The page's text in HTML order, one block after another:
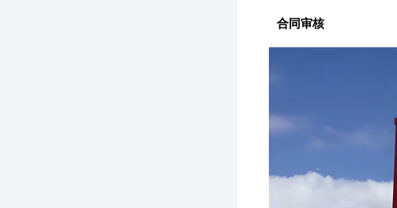
合同审核